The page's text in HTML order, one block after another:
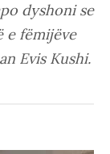
dyshoni se
e fëmijëve
Evis Kushi.